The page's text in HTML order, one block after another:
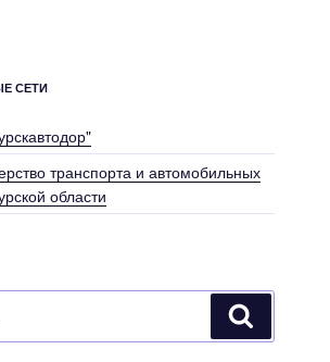
СЕТИ
транспорта и автомобильных
области